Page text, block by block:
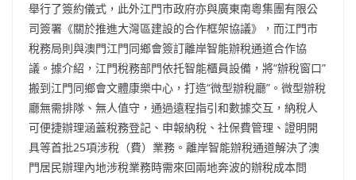
舉行了簽約儀式，此外江門市政府亦與廣東南粵集團有限公
司簽署《關於推進大灣區建設的合作框架協議》，而江門市
稅務局則與澳門江門同鄉會簽訂離岸智能辦稅通道合作協
議。據介紹，江門稅務部門依托智能櫃員設備，將“辦稅窗口”
搬到江門同鄉會文體康樂中心，打造“微型辦稅廳”。微型辦稅
廳無需排隊、無人值守，通過遠程指引和數據交互，納稅人
可便捷辦理涵蓋稅務登記、申報納稅、社保費管理、證明開
具等首批25項涉稅（費）業務。離岸智能辦稅通道解決了澳
門居民辦理內地涉稅業務時需來回兩地奔波的辦稅成本問